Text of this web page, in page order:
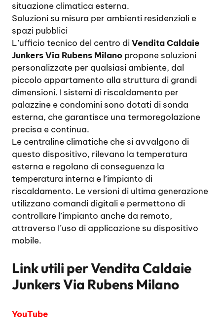
situazione climatica esterna.
Soluzioni su misura per ambienti residenziali e
spazi pubblici
L’ufficio tecnico del centro diVendita Caldaie
Junkers Via Rubens Milano propone soluzioni
personalizzate per qualsiasi ambiente, dal
piccolo appartamento alla struttura di grandi
dimensioni. I sistemi di riscaldamento per
palazzine e condomini sono dotati di sonda
esterna, che garantisce una termoregolazione
precisa e continua.
Le centraline climatiche che si avvalgono di
questo dispositivo, rilevano la temperatura
esterna e regolano di conseguenza la
temperatura interna e l’impianto di
riscaldamento. Le versioni di ultima generazione
utilizzano comandi digitali e permettono di
controllare l’impianto anche da remoto,
attraverso l’uso di applicazione su dispositivo
mobile.
Link utili perVendita Caldaie
Junkers Via Rubens Milano
YouTube